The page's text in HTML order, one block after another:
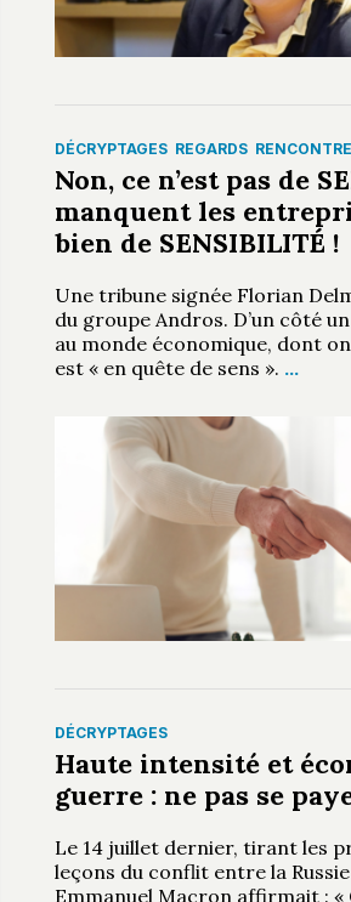
DÉCRYPTAGES REGARDS
Non, ce n’est pas de
manquent les
bien de SENSIBILITÉ !
Une tribune signée Florian
du groupe Andros. D’un côté
au monde économique, dont
est « en quête de sens ». …
DÉCRYPTAGES
Haute intensité et
guerre : ne pas se
Le 14 juillet dernier, tirant les
leçons du conflit entre la Russie
Emmanuel Macron affirmait : «